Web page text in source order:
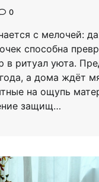
0
с мелочей:
способна
в ритуал уюта.
а дома ждёт
на ощупь
защищ…